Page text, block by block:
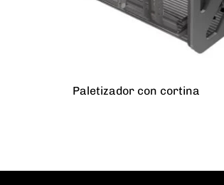
Paletizador con cortina